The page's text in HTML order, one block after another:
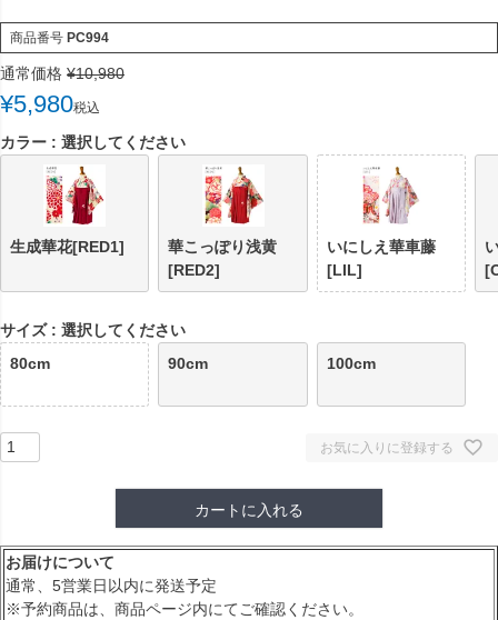
商品番号 PC994
通常価格 ¥10,980
¥5,980税込
カラー 選択してください
生成華花[RED1]
華こっぽり浅黄
[RED2]
いにしえ華車藤
[LIL]
サイズ
選択してください
80cm
90cm 100cm
お気に入りに登録する
カートに入れる
お届けについて
通常、5営業日以内に発送予定
※予約商品は、商品ページ内にてご確認ください。